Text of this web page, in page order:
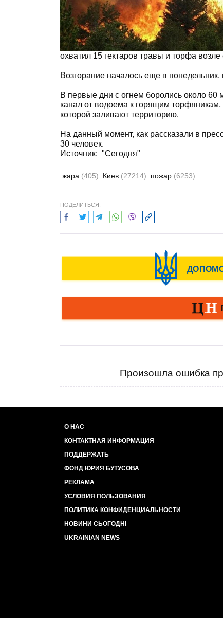
охватил 15 гектаров травы и торфа
Возгорание началось еще в понедельник,
В первые дни с огнем боролись около 60
канал от водоема к горящим торфяникам,
которой заливают территорию.
На данный момент, как рассказали в
30 человек.
Источник: "Сегодня"
жара (405) Киев (27214) пожар (6253)
ПОДЕЛИТЬСЯ:
Произошла ошибка
О НАС
КОНТАКТНАЯ ИНФОРМАЦИЯ
ПОДДЕРЖАТЬ
ФОНД ЮРИЯ БУТУСОВА
РЕКЛАМА
УСЛОВИЯ ПОЛЬЗОВАНИЯ
ПОЛИТИКА КОНФИДЕНЦИАЛЬНОСТИ
НОВИНИ СЬОГОДНІ
UKRAINIAN NEWS